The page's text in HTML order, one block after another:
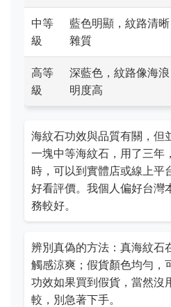
中等
級
藍色明顯，紋路清
雜質
高等
級
深藍色，紋路像海
明度高
海紋石功效與品質有關，但
一塊中等海紋石，用了三年
時，可以到實體店或線上平
好看評價。我個人偏好台灣
務較好。
辨別真偽的方法：真海紋石
觸感涼爽；假貨顏色均勻，
功效如果買到假貨，當然沒
較，別急著下手。